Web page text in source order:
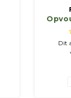
Dit